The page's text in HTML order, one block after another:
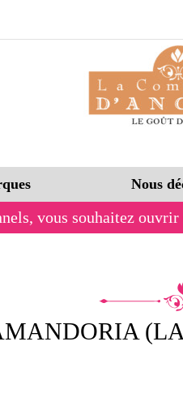
Nous
vous souhaitez